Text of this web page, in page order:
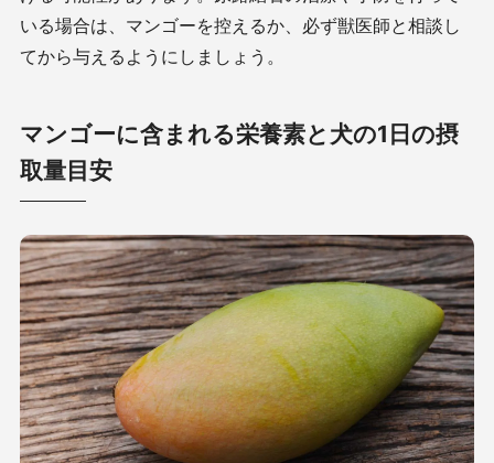
いる場合は、マンゴーを控えるか、必ず獣医師と相談し
てから与えるようにしましょう。
マンゴーに含まれる栄養素と犬の1日の摂
取量目安